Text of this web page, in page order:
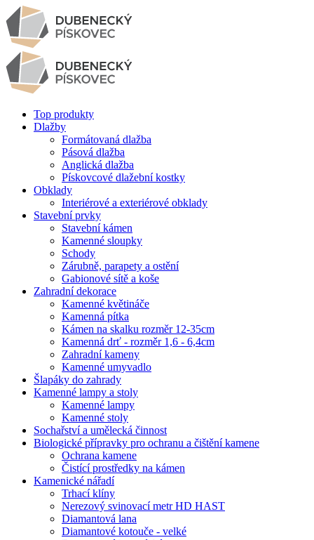
Top produkty
Dlažby
Formátovaná dlažba
Pásová dlažba
Anglická dlažba
Pískovcové dlažební kostky
Obklady
Interiérové a exteriérové obklady
Stavební prvky
Stavební kámen
Kamenné sloupky
Schody
Zárubně, parapety a ostění
Gabionové sítě a koše
Zahradní dekorace
Kamenné květináče
Kamenná pítka
Kámen na skalku rozměr 12-35cm
Kamenná drť - rozměr 1,6 - 6,4cm
Zahradní kameny
Kamenné umyvadlo
Šlapáky do zahrady
Kamenné lampy a stoly
Kamenné lampy
Kamenné stoly
Sochařství a umělecká činnost
Biologické přípravky pro ochranu a čištění kamene
Ochrana kamene
Čistící prostředky na kámen
Kamenické nářadí
Trhací klíny
Nerezový svinovací metr HD HAST
Diamantová lana
Diamantové kotouče - velké